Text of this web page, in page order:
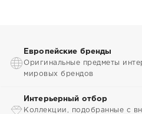
Европейские бренды
Оригинальные предметы
мировых брендов
Интерьерный отбор
Коллекции, подобранные с